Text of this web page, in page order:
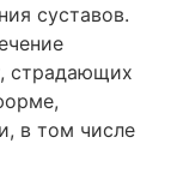
суставов.
страдающих
в том числе